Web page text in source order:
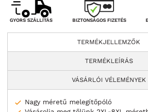
GYORS SZÁLLÍTÁS BIZTONSÁGOS FIZETÉS
TERMÉKJELLEMZŐK
TERMÉKLEÍRÁS
VÁSÁRLÓI VÉLEMÉNYEK
Nagy méretű melegítőpóló